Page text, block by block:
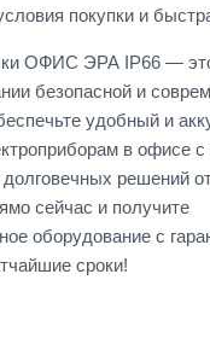
покупки и
ОФИС ЭРА IP66 —
безопасной и
удобный и
в офисе
решений
сейчас и получите
оборудование с
сроки!